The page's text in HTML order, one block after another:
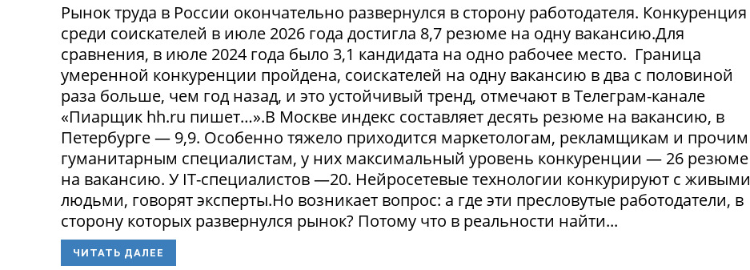
Рынок труда в России окончательно развернулся в сторону работодателя. Конкуренция
среди соискателей в июле 2026 года достигла 8,7 резюме на одну вакансию.Для
сравнения, в июле 2024 года было 3,1 кандидата на одно рабочее место. Граница
умеренной конкуренции пройдена, соискателей на одну вакансию в два с половиной
раза больше, чем год назад, и это устойчивый тренд, отмечают в Телеграм-канале
«Пиарщик hh.ru пишет…».В Москве индекс составляет десять резюме на вакансию, в
Петербурге — 9,9. Особенно тяжело приходится маркетологам, рекламщикам и прочим
гуманитарным специалистам, у них максимальный уровень конкуренции — 26 резюме
на вакансию. У IT-специалистов —20. Нейросетевые технологии конкурируют с живыми
людьми, говорят эксперты.Но возникает вопрос: а где эти пресловутые работодатели, в
сторону которых развернулся рынок? Потому что в реальности найти...
ЧИТАТЬ ДАЛЕЕ